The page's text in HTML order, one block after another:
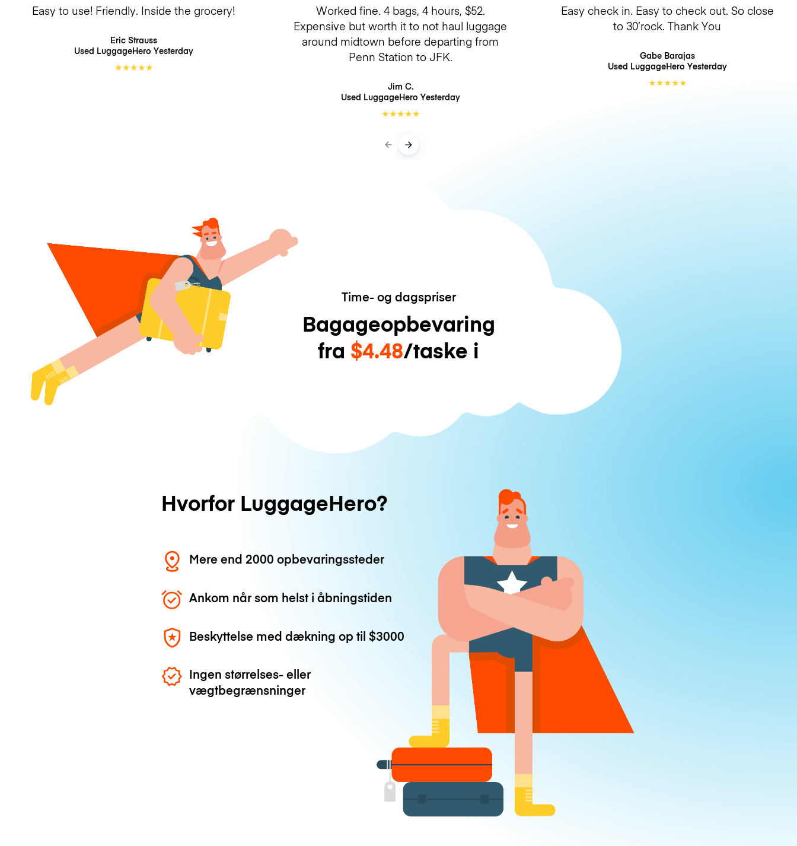
Easy to use! Friendly. Inside the grocery!
Eric Strauss
Used LuggageHero Yesterday
★★★★★
Worked fine. 4 bags, 4 hours, $52.
Expensive but worth it to not haul luggage
around midtown before departing from
Penn Station to JFK.
Jim C.
Used LuggageHero Yesterday
★★★★★
Easy check in. Easy to check out. So close
to 30’rock. Thank You
Gabe Barajas
Used LuggageHero Yesterday
★★★★★
Time- og dagspriser
Bagageopbevaring
fra $4.48/taske i
Hvorfor LuggageHero?
Mere end 2000 opbevaringssteder
Ankom når som helst i åbningstiden
Beskyttelse med dækning op til$3000
Ingen størrelses- eller
vægtbegrænsninger